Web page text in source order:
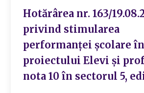
Hotărârea nr. 163/
privind stimularea
performanței școlare
proiectului Elevi și
nota 10 în sectorul 5,